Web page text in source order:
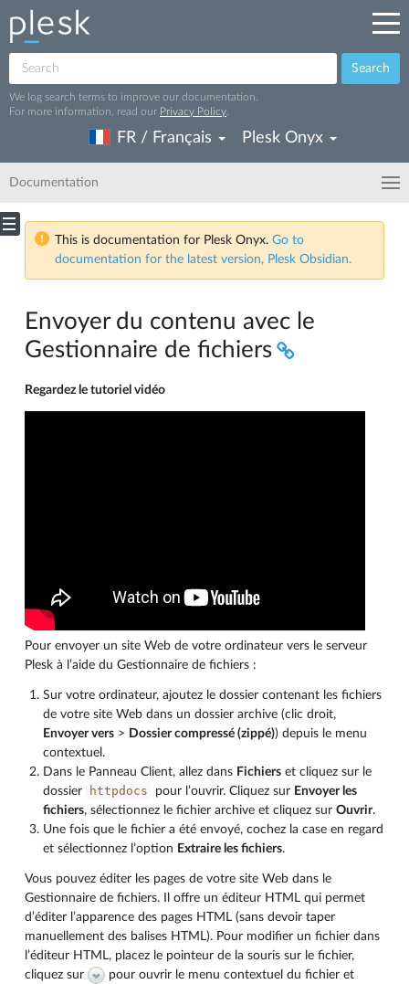
Search
We log search terms to improve our documentation.
For more information, read our Privacy Policy
FR / Français Plesk Onyx
Documentation
This is documentation for Plesk Onyx. Go to
documentation for the latest version, Plesk Obsidian.
Envoyer du contenu avec le
Gestionnaire de fichiers
Regardez le tutoriel vidéo
Pour envoyer un site Web de votre ordinateur vers le serveur
Plesk à l’aide du Gestionnaire de fichiers :
Sur votre ordinateur, ajoutez le dossier contenant les fichiers
de votre site Web dans un dossier archive (clic droit,
Envoyer vers > Dossier compressé (zippé)) depuis le menu
contextuel.
Dans le Panneau Client, allez dans Fichiers et cliquez sur le
dossier
httpdocs pour l’ouvrir. Cliquez sur Envoyer les
fichiers, sélectionnez le fichier archive et cliquez sur Ouvrir.
Une fois que le fichier a été envoyé, cochez la case en regard
et sélectionnez l’option Extraire les fichiers.
Vous pouvez éditer les pages de votre site Web dans le
Gestionnaire de fichiers. Il offre un éditeur HTML qui permet
d’éditer l’apparence des pages HTML (sans devoir taper
manuellement des balises HTML). Pour modifier un fichier dans
l’éditeur HTML, placez le pointeur de la souris sur le fichier,
cliquez sur
pour ouvrir le menu contextuel du fichier et